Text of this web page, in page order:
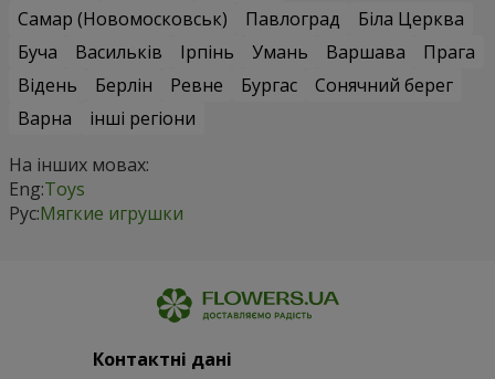
Самар (Новомосковськ)
Павлоград
Біла Церква
Буча
Васильків Ірпінь Умань Варшава
Прага
Відень
Берлін Ревне Бургас
Сонячний берег
Варна
інші регіони
На інших мовах:
Eng:Toys
Рус:Мягкие игрушки
Контактні дані